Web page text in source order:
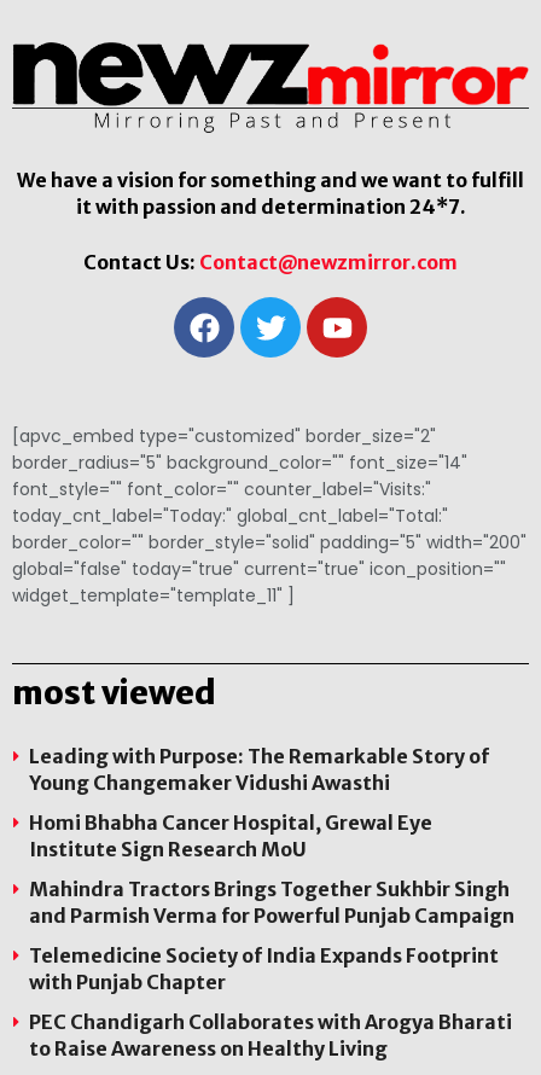
We have a vision for something and we want to fulfill
it with passion and determination 24*7.
Contact Us: Contact@newzmirror.com
[apvc_embed type="customized" border_size="2"
border_radius="5" background_color="" font_size="14"
font_style="" font_color="" counter_label="Visits:"
today_cnt_label="Today:" global_cnt_label="Total:"
border_color="" border_style="solid" padding="5" width="200"
global="false" today="true" current="true" icon_position=""
widget_template="template_11" ]
most viewed
Leading with Purpose: The Remarkable Story of
Young Changemaker Vidushi Awasthi
Homi Bhabha Cancer Hospital, Grewal Eye
Institute Sign Research MoU
Mahindra Tractors Brings Together Sukhbir Singh
and Parmish Verma for Powerful Punjab Campaign
Telemedicine Society of India Expands Footprint
with Punjab Chapter
PEC Chandigarh Collaborates with Arogya Bharati
to Raise Awareness on Healthy Living